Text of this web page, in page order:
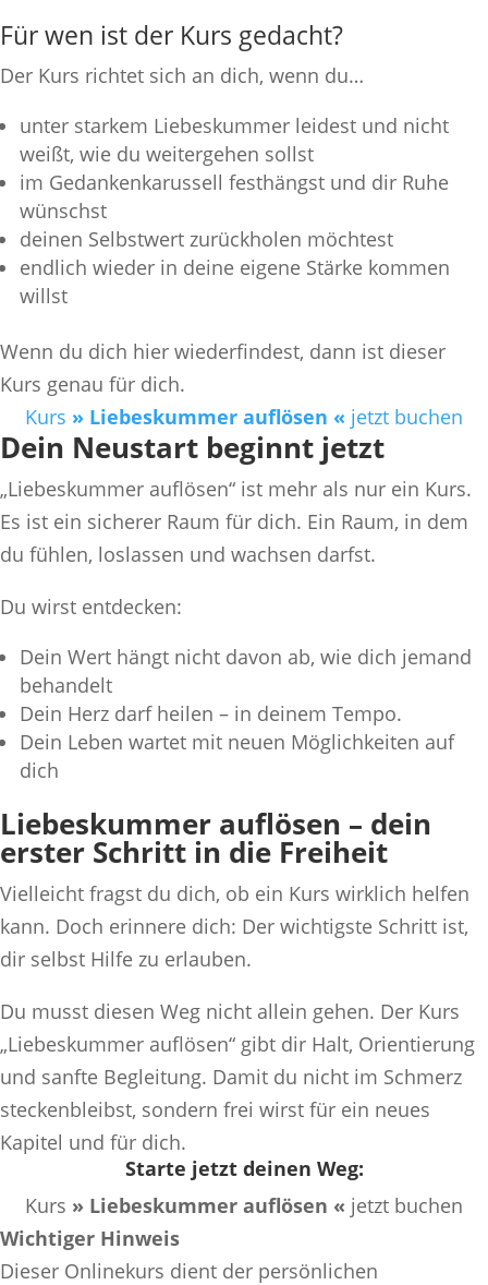
Für wen ist der Kurs gedacht?
Der Kurs richtet sich an dich, wenn du…
unter starkem Liebeskummer leidest und nicht
weißt, wie du weitergehen sollst
im Gedankenkarussell festhängst und dir Ruhe
wünschst
deinen Selbstwert zurückholen möchtest
endlich wieder in deine eigene Stärke kommen
willst
Wenn du dich hier wiederfindest, dann ist dieser
Kurs genau für dich.
Kurs » Liebeskummer auflösen « jetzt buchen
Dein Neustart beginnt jetzt
„Liebeskummer auflösen“ ist mehr als nur ein Kurs.
Es ist ein sicherer Raum für dich. Ein Raum, in dem
du fühlen, loslassen und wachsen darfst.
Du wirst entdecken:
Dein Wert hängt nicht davon ab, wie dich jemand
behandelt
Dein Herz darf heilen – in deinem Tempo.
Dein Leben wartet mit neuen Möglichkeiten auf
dich
Liebeskummer auflösen – dein
erster Schritt in die Freiheit
Vielleicht fragst du dich, ob ein Kurs wirklich helfen
kann. Doch erinnere dich: Der wichtigste Schritt ist,
dir selbst Hilfe zu erlauben.
Du musst diesen Weg nicht allein gehen. Der Kurs
„Liebeskummer auflösen“ gibt dir Halt, Orientierung
und sanfte Begleitung. Damit du nicht im Schmerz
steckenbleibst, sondern frei wirst für ein neues
Kapitel und für dich.
Starte jetzt deinen Weg:
Kurs » Liebeskummer auflösen « jetzt buchen
Wichtiger Hinweis
Dieser Onlinekurs dient der persönlichen